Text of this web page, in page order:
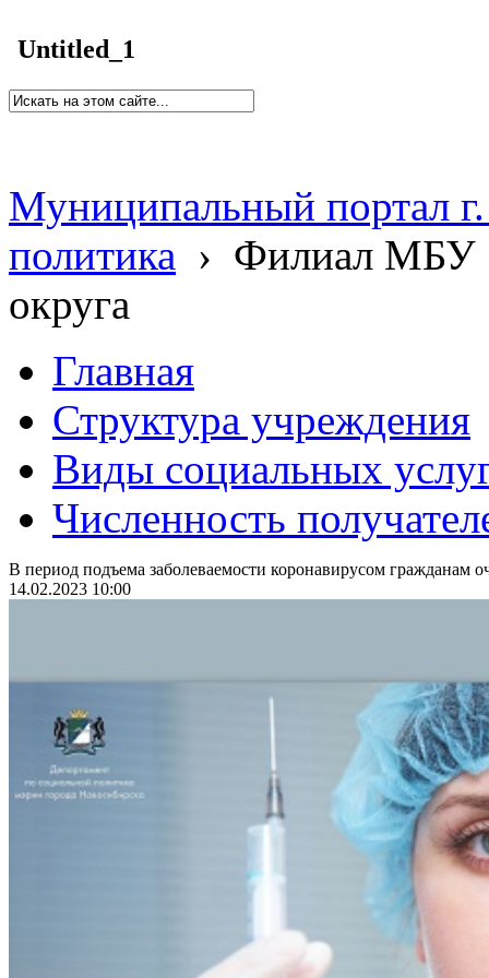
Untitled_1
Муниципальный портал
политика › Филиал МБУ
округа
Главная
Структура учреждения
Виды социальных
Численность
В период подъема заболеваемости коронавирусом гражданам
14.02.2023 10:00